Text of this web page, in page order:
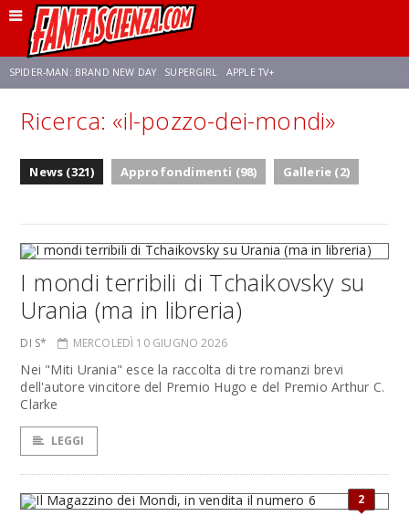
SPIDER-MAN: BRAND NEW DAY SUPERGIRL APPLE TV+
FRANCO RICCIARDIELLO ZENDAYA STAR TREK AVENGERS: DOOMSDAY
Ricerca: «il-pozzo-dei-mondi»
News (321) Approfondimenti (98) Gallerie (2)
I mondi terribili di Tchaikovsky su
Urania (ma in libreria)
DI S* MERCOLEDÌ 10 GIUGNO 2026
Nei "Miti Urania" esce la raccolta di tre romanzi brevi
dell'autore vincitore del Premio Hugo e del Premio Arthur C.
Clarke
LEGGI
2